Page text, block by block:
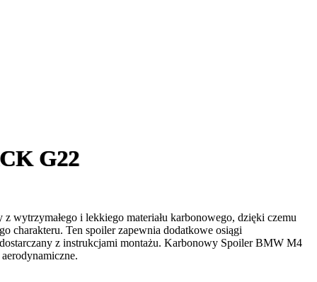
G22
i lekkiego materiału karbonowego, dzięki czemu
charakteru. Ten spoiler zapewnia dodatkowe osiągi
z instrukcjami montażu. Karbonowy Spoiler BMW M4